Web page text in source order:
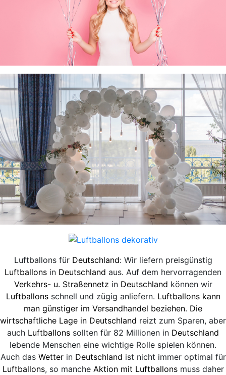
Luftballons für Deutschland: Wir liefern preisgünstig
Luftballons in Deutschland aus. Auf dem hervorragenden
Verkehrs- u. Straßennetz in Deutschland können wir
Luftballonsschnell und zügig anliefern. Luftballons kann
man günstiger im Versandhandel beziehen. Die
wirtschaftliche Lage in Deutschland reizt zum Sparen, aber
auch Luftballons sollten für 82 Millionen in Deutschland
lebende Menschen eine wichtige Rolle spielen können.
Auch das Wetterin Deutschland ist nicht immer optimal für
Luftballons, so manche Aktion mit Luftballonsmuss daher